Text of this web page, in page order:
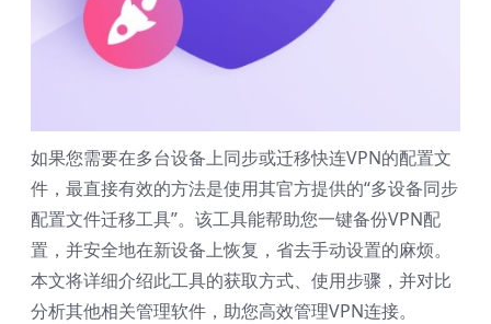
如果您需要在多台设备上同步或迁移快连VPN的配置文
件，最直接有效的方法是使用其官方提供的“多设备同步
配置文件迁移工具”。该工具能帮助您一键备份VPN配
置，并安全地在新设备上恢复，省去手动设置的麻烦。
本文将详细介绍此工具的获取方式、使用步骤，并对比
分析其他相关管理软件，助您高效管理VPN连接。